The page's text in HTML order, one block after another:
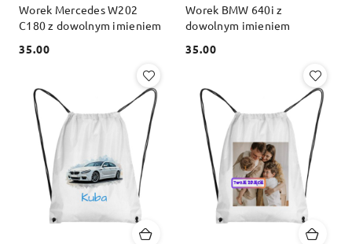
Worek Mercedes W202
C180 z dowolnym imieniem
Cena:
35.00
Worek BMW 640i z
dowolnym imieniem
Cena:
35.00